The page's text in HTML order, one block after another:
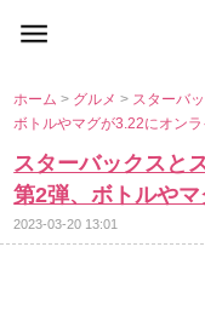
ホーム> グルメ> スターバ
ボトルやマグが3.22にオン
スターバックスと
第2弾、ボトルや
2023-03-20 13:01